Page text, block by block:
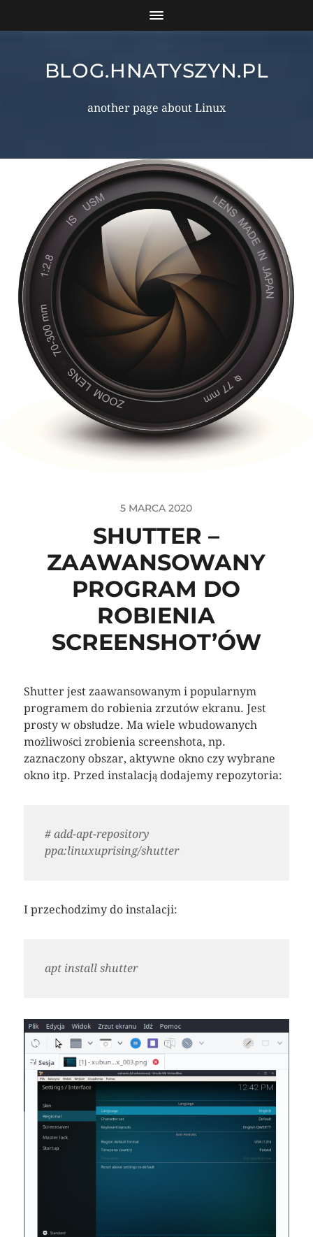
BLOG.HNATYSZYN.PL
another page about Linux
5 MARCA 2020
SHUTTER –
ZAAWANSOWANY
PROGRAM DO
ROBIENIA
SCREENSHOT’ÓW
Shutter jest zaawansowanym i popularnym
programem do robienia zrzutów ekranu. Jest
prosty w obsłudze. Ma wiele wbudowanych
możliwości zrobienia screenshota, np.
zaznaczony obszar, aktywne okno czy wybrane
okno itp. Przed instalacją dodajemy repozytoria:
# add-apt-repository
ppa:linuxuprising/shutter
I przechodzimy do instalacji:
apt install shutter